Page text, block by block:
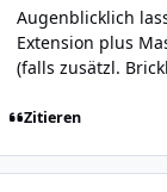
Augenblicklich
Extension plus
(falls zusätzl.
Zitieren